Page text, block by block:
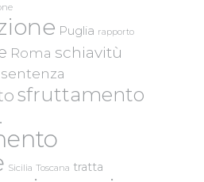
Puglia rapporto
Roma schiavitù
sentenza
sfruttamento
Sicilia Toscana tratta